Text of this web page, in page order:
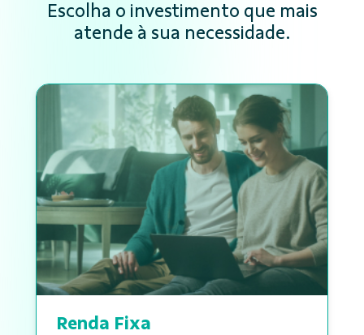
Escolha o investimento que mais
atende à sua necessidade.
Renda Fixa